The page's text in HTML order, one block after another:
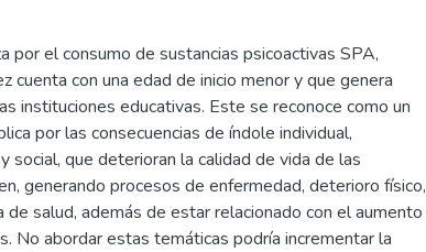
por el consumo de sustancias psicoactivas SPA,
cuenta con una edad de inicio menor y que genera
instituciones educativas. Este se reconoce como un
por las consecuencias de índole individual,
social, que deterioran la calidad de vida de las
generando procesos de enfermedad, deterioro físico,
salud, además de estar relacionado con el aumento
No abordar estas temáticas podría incrementar la